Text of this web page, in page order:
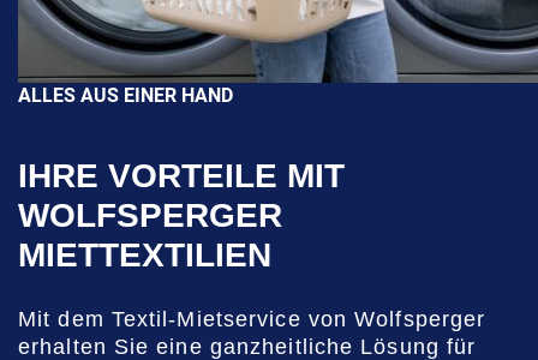
ALLES AUS EINER HAND
IHRE VORTEILE MIT
WOLFSPERGER
MIETTEXTILIEN
Mit dem Textil-Mietservice von Wolfsperger
erhalten Sie eine ganzheitliche Lösung für